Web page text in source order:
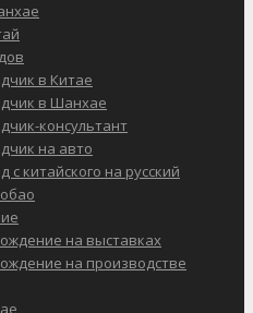
в Китае
в Шанхае
консультант
на авто
с китайского на русский
на выставках
на производстве